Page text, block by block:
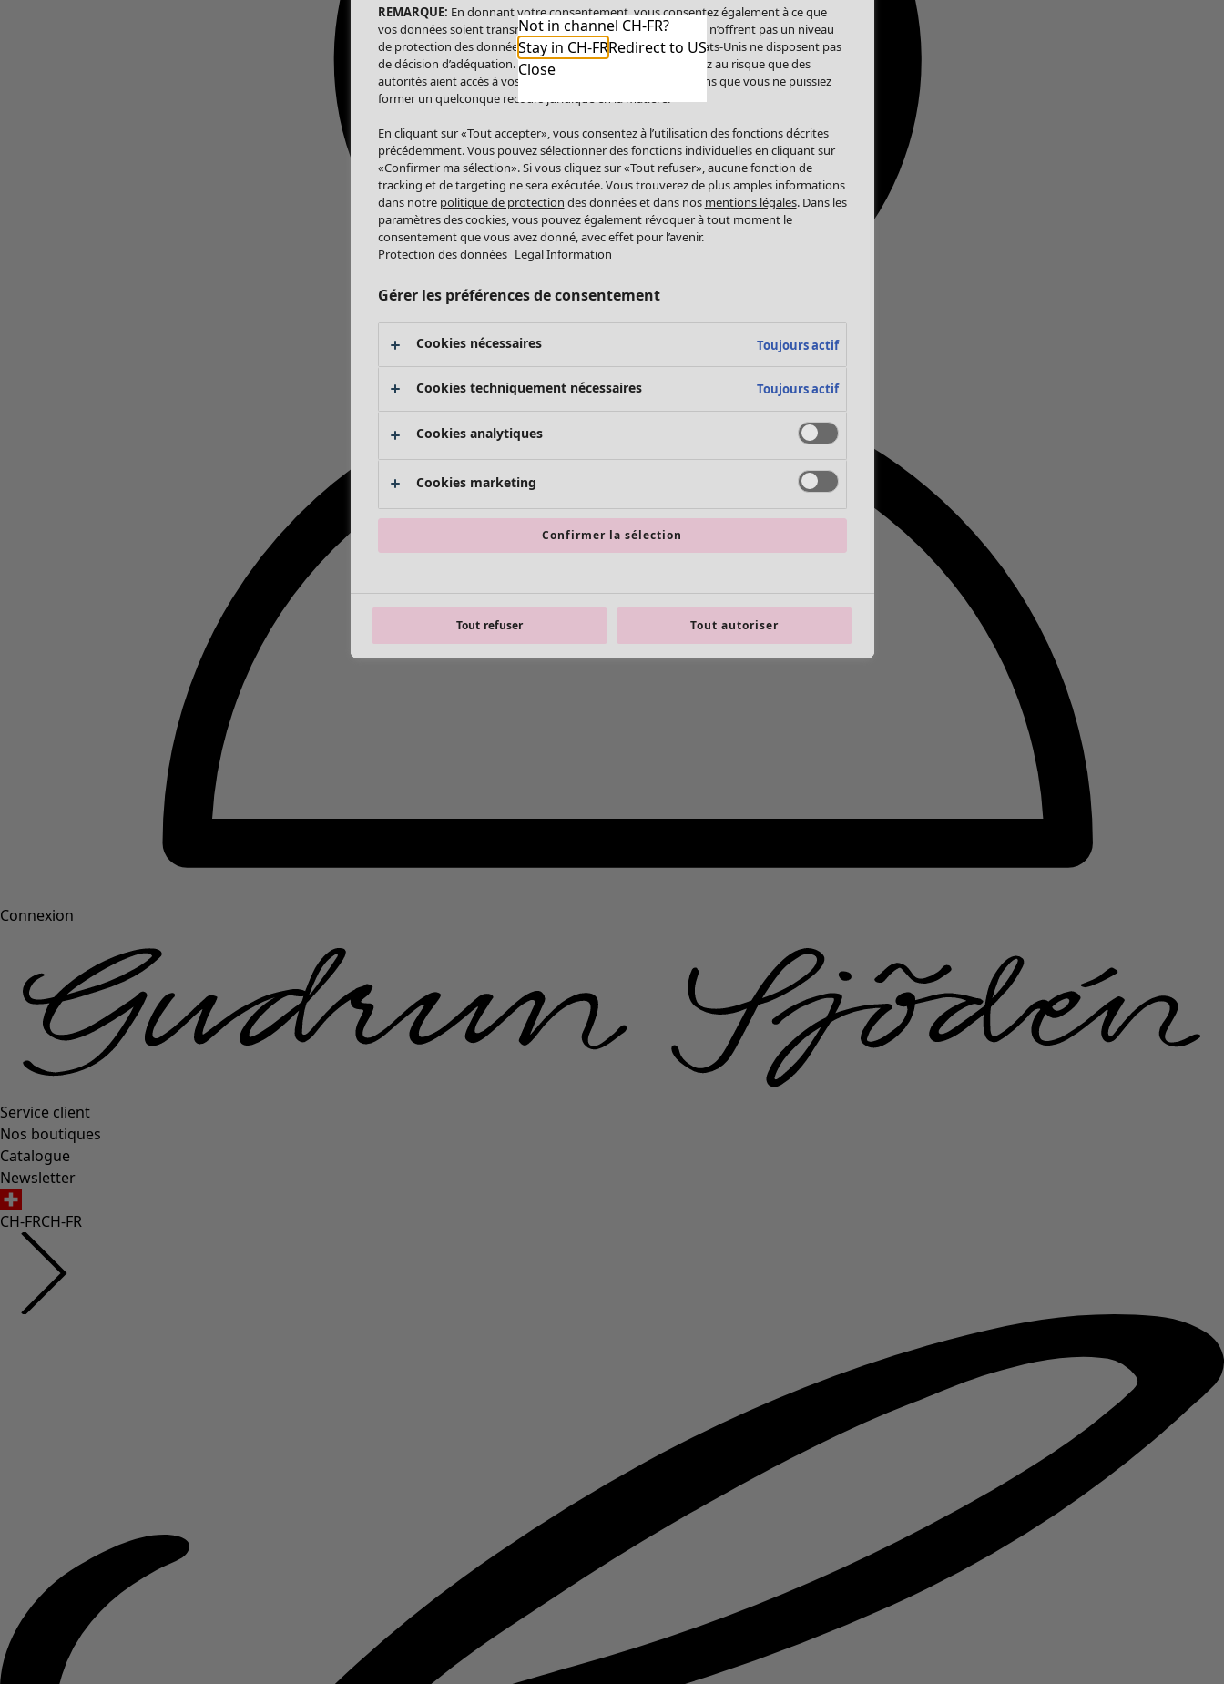
Connexion
Service client
Nos boutiques
Catalogue
Newsletter
CH-FRCH-FR
Not in channel CH-FR?
Stay in CH-FRRedirect to US
Close
REMARQUE: En donnant votre consentement, vous consentez également à ce que
vos données soient transmises aux États-Unis. Les États-Unis n’offrent pas un niveau
de protection des données comparable à celui de l’UE. Les États-Unis ne disposent pas
de décision d’adéquation. Par conséquent, vous vous exposez au risque que des
autorités aient accès à vos données à caractère personnel sans que vous ne puissiez
former un quelconque recours juridique en la matière.
En cliquant sur «Tout accepter», vous consentez à l’utilisation des fonctions décrites
précédemment. Vous pouvez sélectionner des fonctions individuelles en cliquant sur
«Confirmer ma sélection». Si vous cliquez sur «Tout refuser», aucune fonction de
tracking et de targeting ne sera exécutée. Vous trouverez de plus amples informations
dans notre politique de protection des données et dans nos mentions légales. Dans les
paramètres des cookies, vous pouvez également révoquer à tout moment le
consentement que vous avez donné, avec effet pour l’avenir.
Protection des données Legal Information
Gérer les préférences de consentement
Cookies nécessaires Toujours actif
Cookies techniquement nécessaires Toujours actif
Cookies analytiques
Cookies marketing
Confirmer la sélection
Tout refuser Tout autoriser